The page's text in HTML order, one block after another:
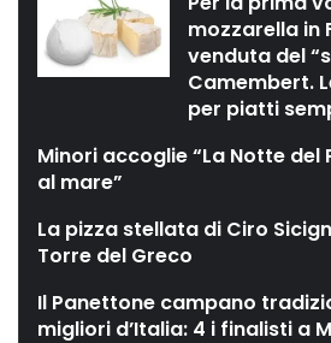
mozzarella in
venduta del
Camembert.
per piatti
Minori accoglie “La Notte del
al mare”
La pizza stellata di Ciro
Torre del Greco
Il Panettone campano
migliori d’Italia: 4 i finalisti a